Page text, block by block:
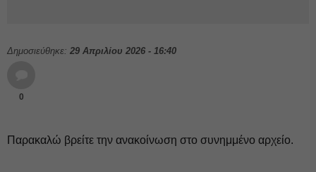
Δημοσιεύθηκε: 29 Απριλίου 2026 - 16:40
0
Παρακαλώ βρείτε την ανακοίνωση στο συνημμένο αρχείο.